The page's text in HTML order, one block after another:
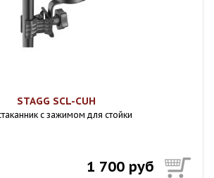
STAGG SCL-CUH
с зажимом для стойки
1 700 руб